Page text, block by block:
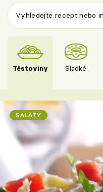
Těstoviny Sladké
SALÁTY